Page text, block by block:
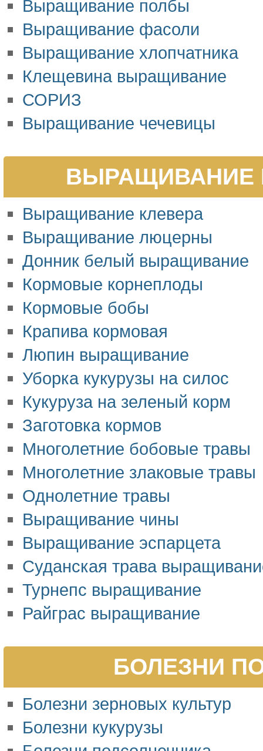
Выращивание полбы
Выращивание фасоли
Выращивание хлопчатника
Клещевина выращивание
СОРИЗ
Выращивание чечевицы
ВЫРАЩИВАНИЕ
Выращивание клевера
Выращивание люцерны
Донник белый выращивание
Кормовые корнеплоды
Кормовые бобы
Крапива кормовая
Люпин выращивание
Уборка кукурузы на силос
Кукуруза на зеленый корм
Заготовка кормов
Многолетние бобовые травы
Многолетние злаковые травы
Однолетние травы
Выращивание чины
Выращивание эспарцета
Суданская трава
Турнепс выращивание
Райграс выращивание
БОЛЕЗНИ
Болезни зерновых культур
Болезни кукурузы